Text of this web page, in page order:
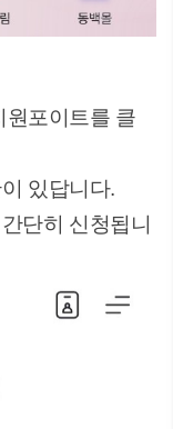
포이트를 클
있답니다.
단히 신청됩니